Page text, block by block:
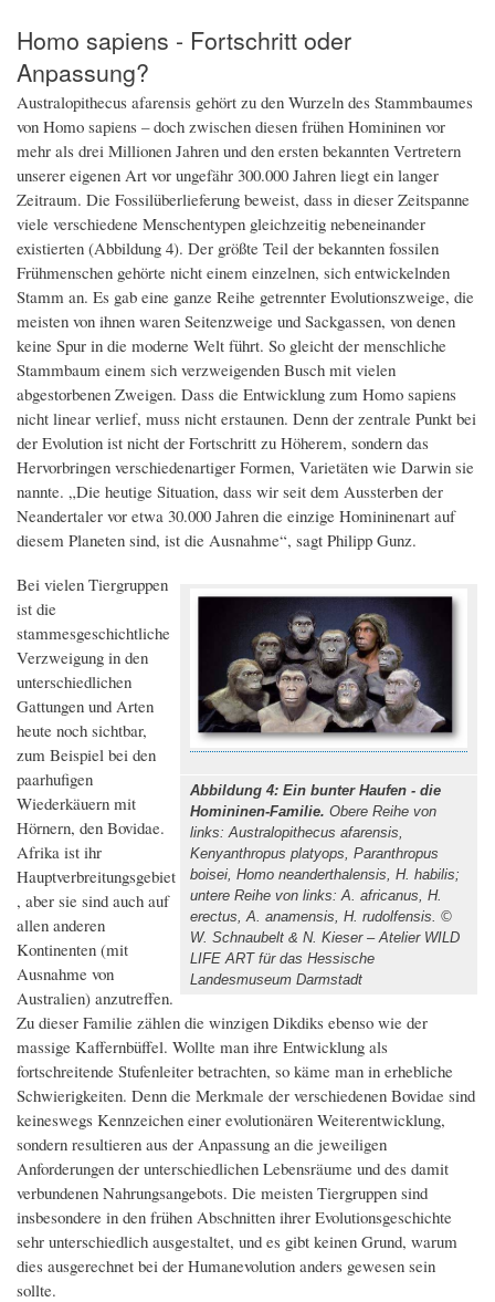
Homo sapiens - Fortschritt oder
Anpassung?
Australopithecus afarensis gehört zu den Wurzeln des Stammbaumes
von Homo sapiens – doch zwischen diesen frühen Homininen vor
mehr als drei Millionen Jahren und den ersten bekannten Vertretern
unserer eigenen Art vor ungefähr 300.000 Jahren liegt ein langer
Zeitraum. Die Fossilüberlieferung beweist, dass in dieser Zeitspanne
viele verschiedene Menschentypen gleichzeitig nebeneinander
existierten (Abbildung 4). Der größte Teil der bekannten fossilen
Frühmenschen gehörte nicht einem einzelnen, sich entwickelnden
Stamm an. Es gab eine ganze Reihe getrennter Evolutionszweige, die
meisten von ihnen waren Seitenzweige und Sackgassen, von denen
keine Spur in die moderne Welt führt. So gleicht der menschliche
Stammbaum einem sich verzweigenden Busch mit vielen
abgestorbenen Zweigen. Dass die Entwicklung zum Homo sapiens
nicht linear verlief, muss nicht erstaunen. Denn der zentrale Punkt bei
der Evolution ist nicht der Fortschritt zu Höherem, sondern das
Hervorbringen verschiedenartiger Formen, Varietäten wie Darwin sie
nannte. „Die heutige Situation, dass wir seit dem Aussterben der
Neandertaler vor etwa 30.000 Jahren die einzige Homininenart auf
diesem Planeten sind, ist die Ausnahme“, sagt Philipp Gunz.
Abbildung 4: Ein bunter Haufen - die
Homininen-Familie. Obere Reihe von
links: Australopithecus afarensis,
Kenyanthropus platyops, Paranthropus
boisei, Homo neanderthalensis, H. habilis;
untere Reihe von links: A. africanus, H.
erectus, A. anamensis, H. rudolfensis. ©
W. Schnaubelt & N. Kieser – Atelier WILD
LIFE ART für das Hessische
Landesmuseum Darmstadt
Bei vielen Tiergruppen
ist die
stammesgeschichtliche
Verzweigung in den
unterschiedlichen
Gattungen und Arten
heute noch sichtbar,
zum Beispiel bei den
paarhufigen
Wiederkäuern mit
Hörnern, den Bovidae.
Afrika ist ihr
Hauptverbreitungsgebiet
, aber sie sind auch auf
allen anderen
Kontinenten (mit
Ausnahme von
Australien) anzutreffen.
Zu dieser Familie zählen die winzigen Dikdiks ebenso wie der
massige Kaffernbüffel. Wollte man ihre Entwicklung als
fortschreitende Stufenleiter betrachten, so käme man in erhebliche
Schwierigkeiten. Denn die Merkmale der verschiedenen Bovidae sind
keineswegs Kennzeichen einer evolutionären Weiterentwicklung,
sondern resultieren aus der Anpassung an die jeweiligen
Anforderungen der unterschiedlichen Lebensräume und des damit
verbundenen Nahrungsangebots. Die meisten Tiergruppen sind
insbesondere in den frühen Abschnitten ihrer Evolutionsgeschichte
sehr unterschiedlich ausgestaltet, und es gibt keinen Grund, warum
dies ausgerechnet bei der Humanevolution anders gewesen sein
sollte.